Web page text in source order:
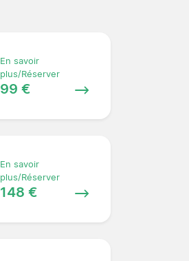
En savoir
plus/Réserver
99 €
En savoir
plus/Réserver
148 €